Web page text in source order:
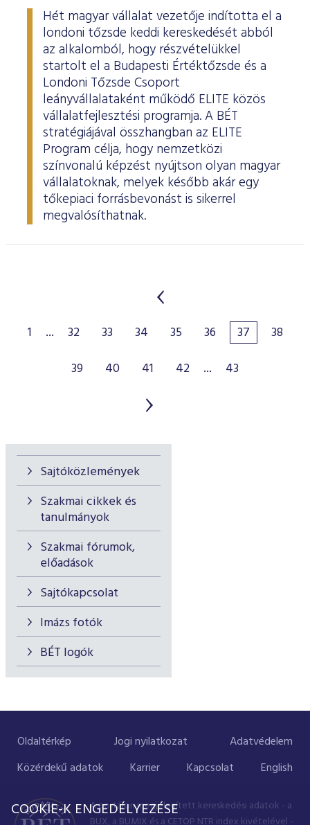
Sajtóközlemények
Szakmai cikkek és
tanulmányok
Szakmai fórumok,
előadások
Sajtókapcsolat
Imázs fotók
BÉT logók
Hét magyar vállalat vezetője indította el a
londoni tőzsde keddi kereskedését abból
az alkalomból, hogy részvételükkel
startolt el a Budapesti Értéktőzsde és a
Londoni Tőzsde Csoport
leányvállalataként működő ELITE közös
vállalatfejlesztési programja. A BÉT
stratégiájával összhangban az ELITE
Program célja, hogy nemzetközi
színvonalú képzést nyújtson olyan magyar
vállalatoknak, melyek később akár egy
tőkepiaci forrásbevonást is sikerrel
megvalósíthatnak.
1 ... 32 33 34 35 36 37
38
39
40 41 42 ... 43
Oldaltérkép Jogi nyilatkozat
Adatvédelem
Közérdekű adatok
Karrier Kapcsolat English
A portálon megjelenített kereskedési adatok - a
COOKIE-K ENGEDÉLYEZÉSE